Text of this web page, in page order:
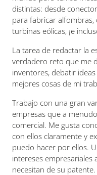
distintas: desde
para fabricar alfombras,
turbinas eólicas, ¡e
La tarea de redactar la
verdadero reto que me
inventores, debatir
mejores cosas de mi
Trabajo con una gran
empresas que a
comercial. Me gusta
con ellos claramente y
puedo hacer por ellos.
intereses
necesitan de su patente.